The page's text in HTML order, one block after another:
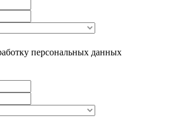
персональных данных